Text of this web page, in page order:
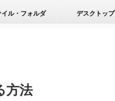
イル・フォルダ デスクトップ
方法